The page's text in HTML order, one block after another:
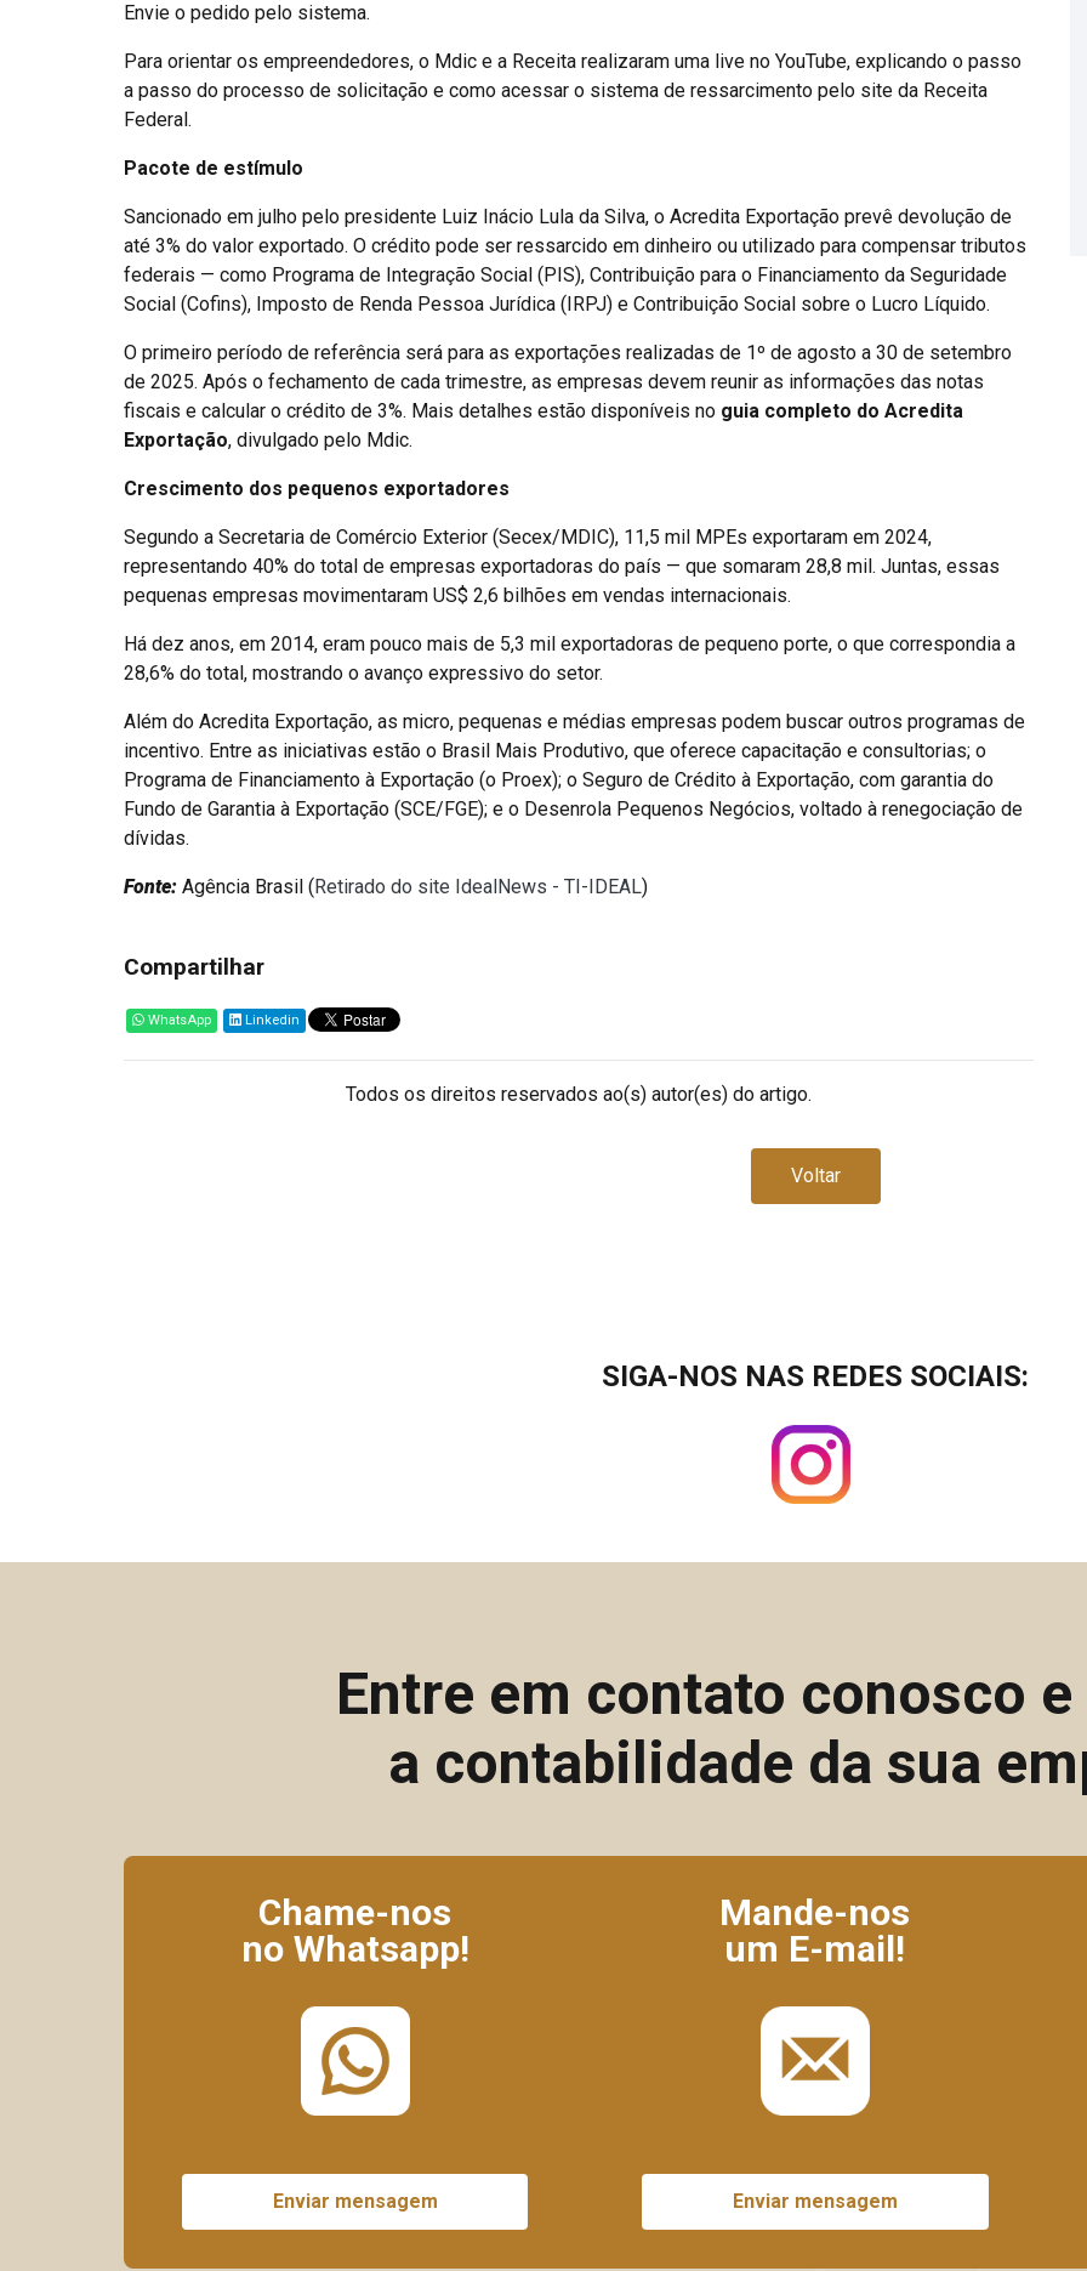
Envie o pedido pelo sistema.
Para orientar os empreendedores, o Mdic e a Receita realizaram uma live no YouTube, explicando o passo
a passo do processo de solicitação e como acessar o sistema de ressarcimento pelo site da Receita
Federal.
Pacote de estímulo
Sancionado em julho pelo presidente Luiz Inácio Lula da Silva, o Acredita Exportação prevê devolução de
até 3% do valor exportado. O crédito pode ser ressarcido em dinheiro ou utilizado para compensar tributos
federais — como Programa de Integração Social (PIS), Contribuição para o Financiamento da Seguridade
Social (Cofins), Imposto de Renda Pessoa Jurídica (IRPJ) e Contribuição Social sobre o Lucro Líquido.
O primeiro período de referência será para as exportações realizadas de 1º de agosto a 30 de setembro
de 2025. Após o fechamento de cada trimestre, as empresas devem reunir as informações das notas
fiscais e calcular o crédito de 3%. Mais detalhes estão disponíveis no guia completo do Acredita
Exportação, divulgado pelo Mdic.
Crescimento dos pequenos exportadores
Segundo a Secretaria de Comércio Exterior (Secex/MDIC), 11,5 mil MPEs exportaram em 2024,
representando 40% do total de empresas exportadoras do país — que somaram 28,8 mil. Juntas, essas
pequenas empresas movimentaram US$ 2,6 bilhões em vendas internacionais.
Há dez anos, em 2014, eram pouco mais de 5,3 mil exportadoras de pequeno porte, o que correspondia a
28,6% do total, mostrando o avanço expressivo do setor.
Além do Acredita Exportação, as micro, pequenas e médias empresas podem buscar outros programas de
incentivo. Entre as iniciativas estão o Brasil Mais Produtivo, que oferece capacitação e consultorias; o
Programa de Financiamento à Exportação (o Proex); o Seguro de Crédito à Exportação, com garantia do
Fundo de Garantia à Exportação (SCE/FGE); e o Desenrola Pequenos Negócios, voltado à renegociação de
dívidas.
Fonte: Agência Brasil (Retirado do site IdealNews - TI-IDEAL)
Compartilhar
WhatsApp Linkedin
Todos os direitos reservados ao(s) autor(es) do artigo.
Voltar
SIGA-NOS NAS REDES SOCIAIS:
Entre em contato conosco
a contabilidade da sua
Chame-nos
no Whatsapp!
Enviar mensagem
Mande-nos
um E-mail!
Enviar mensagem